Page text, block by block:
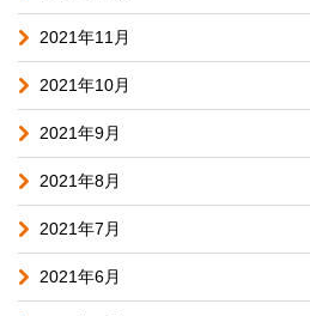
2021年11月
2021年10月
2021年9月
2021年8月
2021年7月
2021年6月